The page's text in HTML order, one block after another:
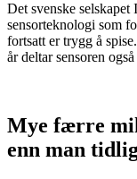
Det svenske
sensorteknologi som
fortsatt er trygg å
år deltar sensoren
Mye færre
enn man